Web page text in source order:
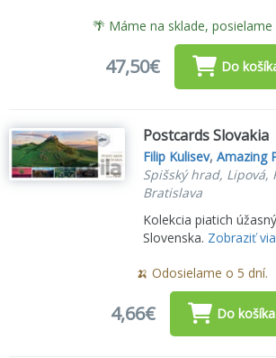
🌴 Máme na sklade, posielame
47,50€ Do
Postcards Slovakia
Filip Kulisev,Amazing
Spišský hrad, Lipová,
Bratislava
Kolekcia piatich
Slovenska. Zobraziť
🍌 Odosielame o 5 dní.
4,66€ Do košíka